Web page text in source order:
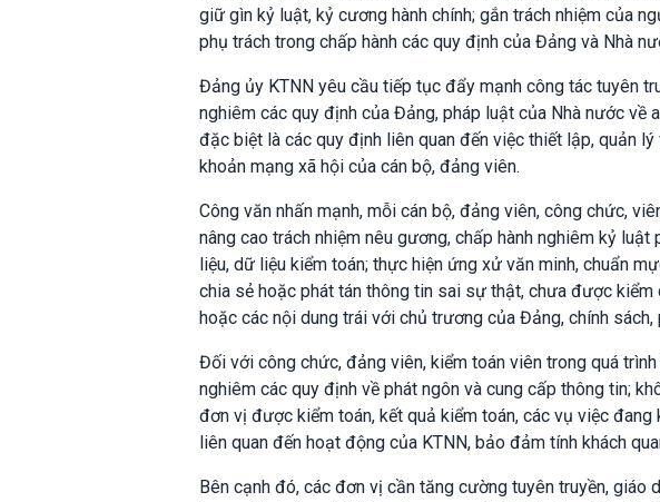
giữ gìn kỷ luật, kỷ cương hành chính; gắn trách nhiệm của
phụ trách trong chấp hành các quy định của Đảng và Nhà
Đảng ủy KTNN yêu cầu tiếp tục đẩy mạnh công tác tuyên
nghiêm các quy định của Đảng, pháp luật của Nhà nước về
đặc biệt là các quy định liên quan đến việc thiết lập, quản
khoản mạng xã hội của cán bộ, đảng viên.
Công văn nhấn mạnh, mỗi cán bộ, đảng viên, công chức,
nâng cao trách nhiệm nêu gương, chấp hành nghiêm kỷ
liệu, dữ liệu kiểm toán; thực hiện ứng xử văn minh, chuẩn
chia sẻ hoặc phát tán thông tin sai sự thật, chưa được
hoặc các nội dung trái với chủ trương của Đảng, chính
Đối với công chức, đảng viên, kiểm toán viên trong quá
nghiêm các quy định về phát ngôn và cung cấp thông tin;
đơn vị được kiểm toán, kết quả kiểm toán, các vụ việc
liên quan đến hoạt động của KTNN, bảo đảm tính khách
Bên cạnh đó, các đơn vị cần tăng cường tuyên truyền, giáo